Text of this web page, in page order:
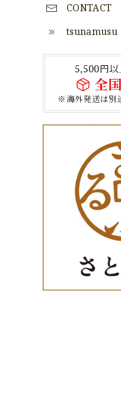
CONTACT
tsunamusu
5,500円
全
※海外発送は別